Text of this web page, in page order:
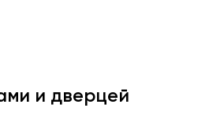
и дверцей